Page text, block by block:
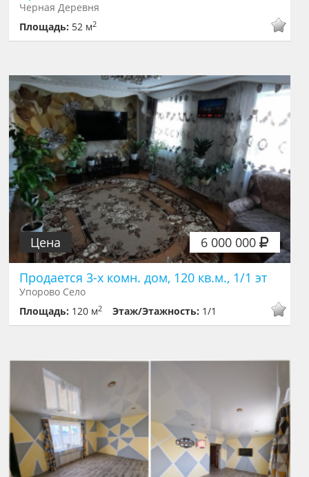
Черная Деревня
Площадь: 52 м2
6 000 000
Цена
Продается 3-х комн. дом, 120 кв.м., 1/1 эт
Упорово Село
Площадь: 120 м2 Этаж/Этажность: 1/1